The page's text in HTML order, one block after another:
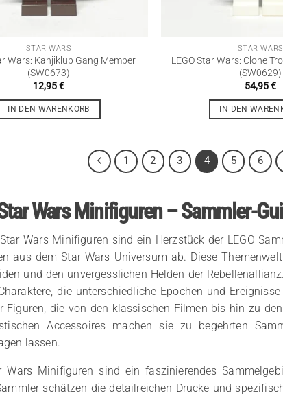
STAR WARS
Wars: Kanjiklub Gang Member
(SW0673)
12,95€
IN DEN WARENKORB
STAR WARS
LEGO Star Wars: Clone
(SW0629)
54,95€
IN DEN
1 2 3 4 5 6
Wars Minifiguren – Sammler-
Wars Minifiguren sind ein Herzstück der LEGO
aus dem Star Wars Universum ab. Diese
und den unvergesslichen Helden der
die unterschiedliche Epochen und
Figuren, die von den klassischen Filmen bis hin zu
Accessoires machen sie zu begehrten
lassen.
Wars Minifiguren sind ein faszinierendes
schätzen die detailreichen Drucke und